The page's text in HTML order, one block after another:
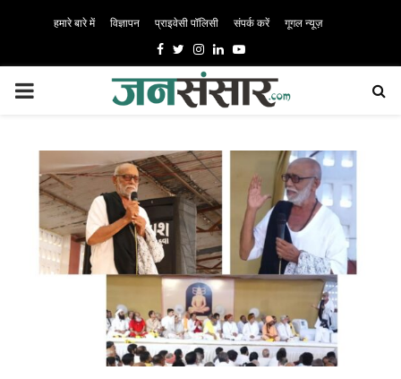
हमारे बारे में विज्ञापन प्राइवेसी पॉलिसी संपर्क करें गूगल न्यूज़
Facebook
TwitterInstagram
LinkedinYoutube
PRIMARY